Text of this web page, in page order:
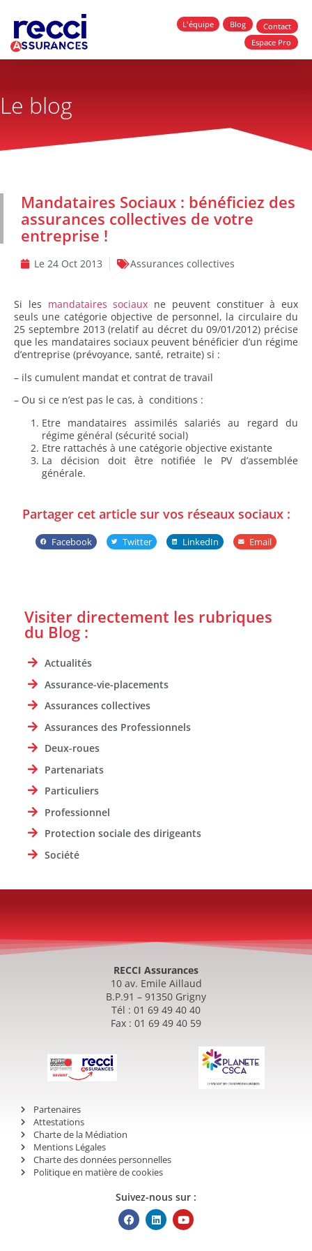
L'équipe Blog
Contact
Espace Pro
Le blog
Mandataires Sociaux : bénéficiez des
assurances collectives de votre
entreprise !
Le 24 Oct 2013 Assurances collectives
Si les mandataires sociaux ne peuvent constituer à eux
seuls une catégorie objective de personnel, la circulaire du
25 septembre 2013 (relatif au décret du 09/01/2012) précise
que les mandataires sociaux peuvent bénéficier d’un régime
d’entreprise (prévoyance, santé, retraite) si :
– ils cumulent mandat et contrat de travail
– Ou si ce n’est pas le cas, à conditions :
Etre mandataires assimilés salariés au regard du
régime général (sécurité social)
Etre rattachés à une catégorie objective existante
La décision doit être notifiée le PV d’assemblée
générale.
Partager cet article sur vos réseaux sociaux :
Facebook Twitter LinkedIn Email
Visiter directement les rubriques
du Blog :
Actualités
Assurance-vie-placements
Assurances collectives
Assurances des Professionnels
Deux-roues
Partenariats
Particuliers
Professionnel
Protection sociale des dirigeants
Société
RECCI Assurances
10 av. Emile Aillaud
B.P.91 – 91350 Grigny
Tél : 01 69 49 40 40
Fax : 01 69 49 40 59
Partenaires
Attestations
Charte de la Médiation
Mentions Légales
Charte des données personnelles
Politique en matière de cookies
Suivez-nous sur :